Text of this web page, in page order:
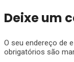
Deixe um
O seu endereço de
obrigatórios são